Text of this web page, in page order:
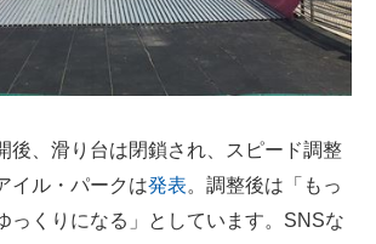
、滑り台は閉鎖され、スピード調整
イル・パークは発表。調整後は「もっ
っくりになる」としています。SNSな